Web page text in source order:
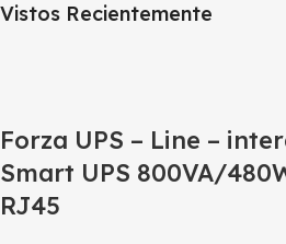
Vistos Recientemente
Forza UPS – Line –
Smart UPS 800VA/
RJ45